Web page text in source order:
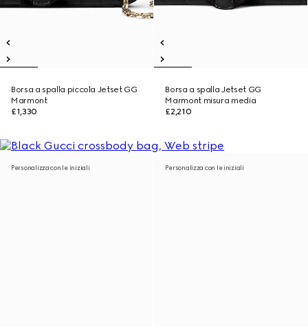
Borsa a spalla piccola Jetset GG
Marmont
£1,330
Borsa a spalla Jetset GG
Marmont misura media
£2,210
Personalizza con le iniziali Personalizza con le iniziali